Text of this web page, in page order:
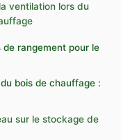
ventilation lors du
rangement pour le
bois de chauffage :
sur le stockage de